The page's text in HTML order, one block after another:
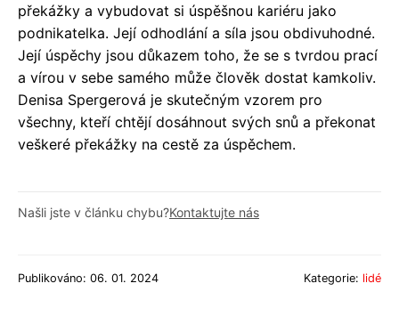
překážky a vybudovat si úspěšnou kariéru jako
podnikatelka. Její odhodlání a síla jsou obdivuhodné.
Její úspěchy jsou důkazem toho, že se s tvrdou prací
a vírou v sebe samého může člověk dostat kamkoliv.
Denisa Spergerová je skutečným vzorem pro
všechny, kteří chtějí dosáhnout svých snů a překonat
veškeré překážky na cestě za úspěchem.
Našli jste v článku chybu?Kontaktujte nás
Publikováno: 06. 01. 2024 Kategorie: lidé